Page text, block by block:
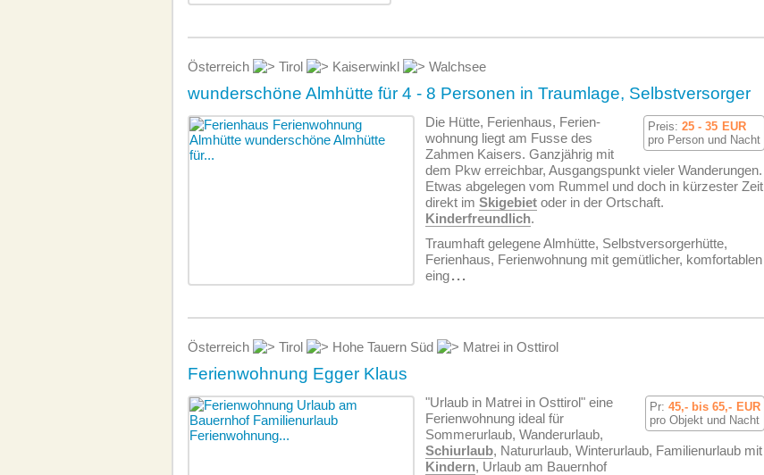
Österreich Tirol Kaiserwinkl Walchsee
wunderschöne Almhütte für 4 - 8 Personen in Traumlage, Selbstversorger
Preis: 25 - 35 EUR
pro Person und Nacht
Die Hütte, Ferienhaus, Ferien­
wohnung liegt am Fusse des
Zahmen Kaisers. Ganzjährig mit
dem Pkw erreichbar, Ausgangspunkt vieler Wanderungen.
Etwas abgelegen vom Rummel und doch in kürzester Zeit
direkt im Skigebiet oder in der Ortschaft.
Kinderfreundlich.
Traumhaft gelegene Almhütte, Selbstversorgerhütte,
Ferienhaus, Ferien­wohnung mit gemütlicher, komfortablen
eing...
Österreich Tirol Hohe Tauern Süd Matrei in Osttirol
Ferienwohnung Egger Klaus
Pr: 45,- bis 65,- EUR
pro Objekt und Nacht
"Urlaub in Matrei in Osttirol" eine
Ferien­wohnung ideal für
Sommerurlaub, Wanderurlaub,
Schiurlaub, Natururlaub, Winterurlaub, Familienurlaub mit
Kindern, Urlaub am Bauernhof